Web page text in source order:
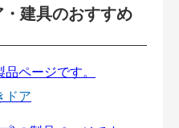
建具のおすすめ
ドア